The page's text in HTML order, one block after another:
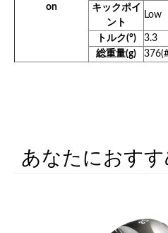
on
キックポイ
ント
Low
トルク(°)
3.3
総重量(g)
あなたにおす